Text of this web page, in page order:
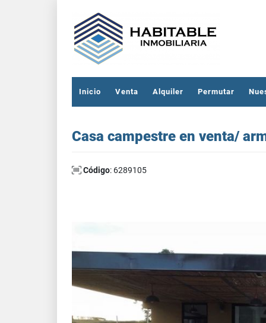
Inicio Venta Alquiler Permutar
Casa campestre en venta/
Código: 6289105